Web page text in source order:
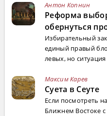
Антон Копнин
Реформа
обернуться
Избирательный
единый правый
левых, но
Максим Карев
Суета в Сеуте
Если посмотреть
Ближнем Востоке